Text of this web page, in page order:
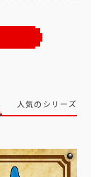
人気のシリーズ